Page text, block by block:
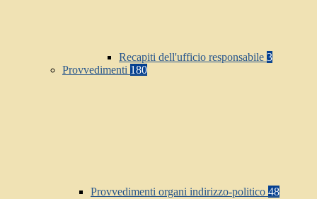
Recapiti dell'ufficio responsabile 3
Provvedimenti 180
Provvedimenti organi indirizzo-politico 48